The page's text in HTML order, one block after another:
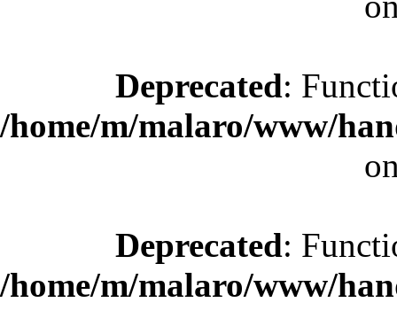
Deprecated:
/home/m/malaro/www/
Deprecated:
/home/m/malaro/www/